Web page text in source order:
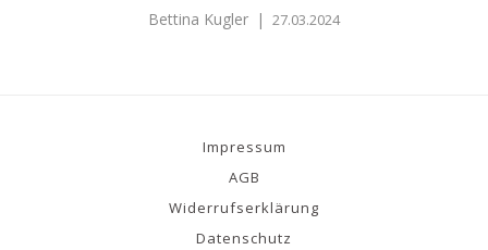
Bettina Kugler | 27.03.2024
Impressum
AGB
Widerrufserklärung
Datenschutz